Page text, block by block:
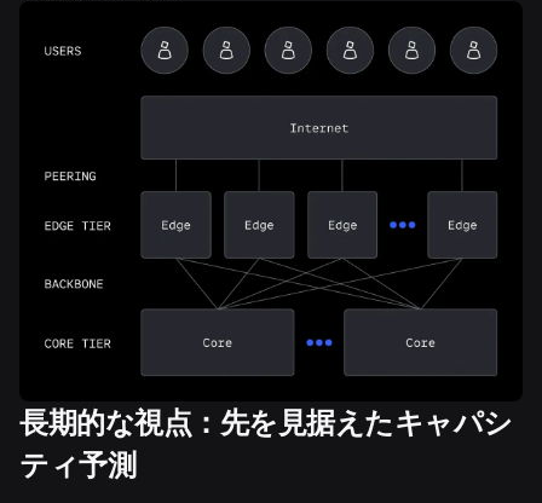
長期的な視点：先を見据えたキャパシ
ティ予測